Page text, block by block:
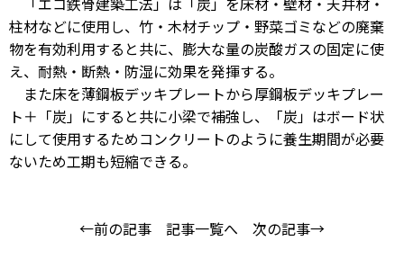
柱材などに使用し、竹・木材チップ・野菜ゴミなどの廃棄
物を有効利用すると共に、膨大な量の炭酸ガスの固定に使
え、耐熱・断熱・防湿に効果を発揮する。
また床を薄鋼板デッキプレートから厚鋼板デッキプレー
ト＋「炭」にすると共に小梁で補強し、「炭」はボード状
にして使用するためコンクリートのように養生期間が必要
ないため工期も短縮できる。
←前の記事 記事一覧へ 次の記事→